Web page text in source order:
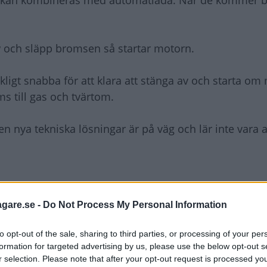
- Do Not Process My Personal Information
opt-out of the sale, sharing to third parties, or processing of your
for targeted advertising by us, please use the below opt-out
selection. Please note that after your opt-out request is processed
släpp bromsen så startar motorn.
snabba för att klara att stänga av och starta om
till gas och tvärtom.
nya tekniska lösningar är på väg och lär inte vara
slag är att stopp/startsystemen gör att det blir
det vara om även bilarna runt om tystnade.